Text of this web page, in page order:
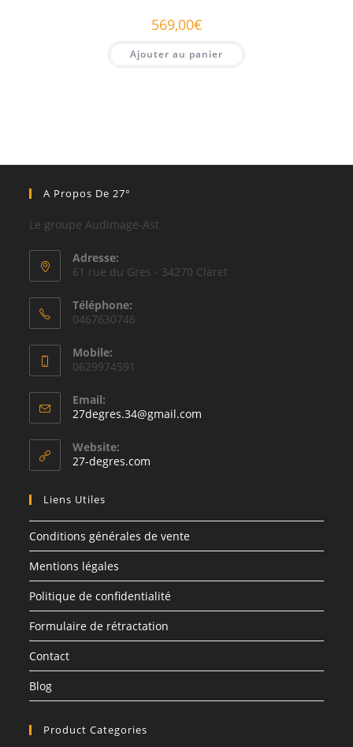
569,00€
Ajouter au panier
A Propos De 27°
Le groupe Audimage-Ast
Adresse:
61 rue du Gres - 34270 Claret
Téléphone:
0467630746
Mobile:
0629974591
Email:
27degres.34@gmail.com
Website:
27-degres.com
Liens Utiles
Conditions générales de vente
Mentions légales
Politique de confidentialité
Formulaire de rétractation
Contact
Blog
Product Categories